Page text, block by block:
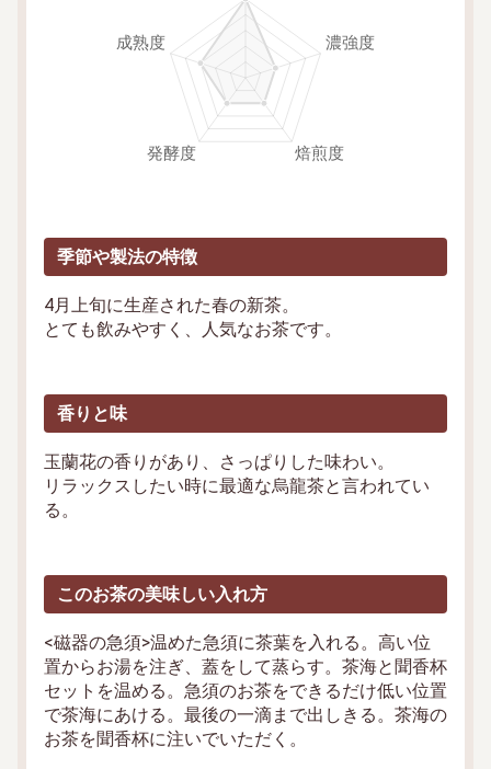
季節や製法の特徴
4月上旬に生産された春の新茶。
とても飲みやすく、人気なお茶です。
香りと味
玉蘭花の香りがあり、さっぱりした味わい。
リラックスしたい時に最適な烏龍茶と言われてい
る。
このお茶の美味しい入れ方
<磁器の急須>温めた急須に茶葉を入れる。高い位
置からお湯を注ぎ、蓋をして蒸らす。茶海と聞香杯
セットを温める。急須のお茶をできるだけ低い位置
で茶海にあける。最後の一滴まで出しきる。茶海の
お茶を聞香杯に注いでいただく。